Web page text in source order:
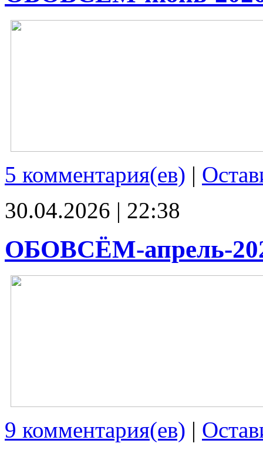
5 комментария(ев) |
30.04.2026 | 22:38
ОБОВСЁМ-апрель-
9 комментария(ев) |